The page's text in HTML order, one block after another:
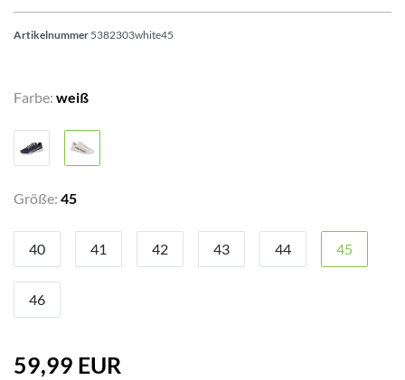
Artikelnummer 5382303white45
Farbe: weiß
Größe: 45
40 41 42 43 44 45
46
59,99 EUR